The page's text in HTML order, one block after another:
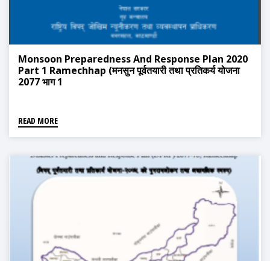
Monsoon Preparedness And Response Plan 2020
Part 1 Ramechhap (मनसुन पूर्वतयारी तथा प्रतिकर्य योजना
2077 भाग 1
READ MORE